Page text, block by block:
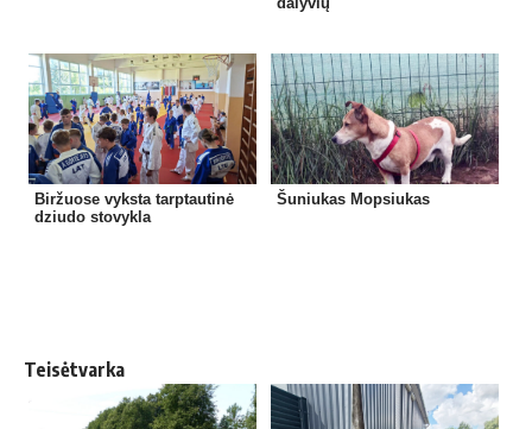
Biržuose vyksta tarptautinė
dziudo stovykla
Šuniukas Mopsiukas
Teisėtvarka